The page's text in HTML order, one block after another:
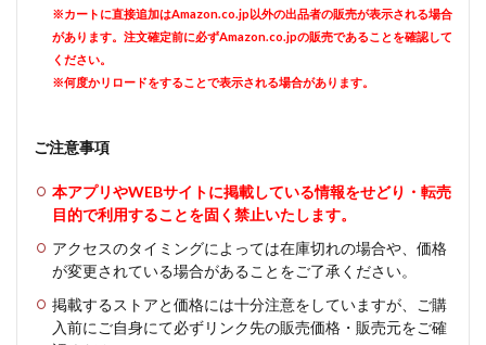
※カートに直接追加はAmazon.co.jp以外の出品者の販売が表示される場合
があります。注文確定前に必ずAmazon.co.jpの販売であることを確認して
ください。
※何度かリロードをすることで表示される場合があります。
ご注意事項
本アプリやWEBサイトに掲載している情報をせどり・転売
目的で利用することを固く禁止いたします。
アクセスのタイミングによっては在庫切れの場合や、価格
が変更されている場合があることをご了承ください。
掲載するストアと価格には十分注意をしていますが、ご購
入前にご自身にて必ずリンク先の販売価格・販売元をご確